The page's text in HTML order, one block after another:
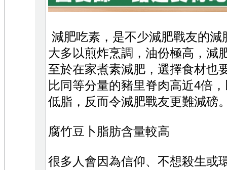
減肥吃素，是不少減肥戰友的減
大多以煎炸烹調，油份極高，減
至於在家煮素減肥，選擇食材也
比同等分量的豬里脊肉高近4倍
低脂，反而令減肥戰友更難減磅
腐竹豆卜脂肪含量較高
很多人會因為信仰、不想殺生或